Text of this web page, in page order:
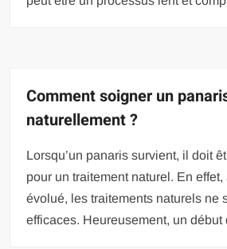
Comment soigner un
naturellement ?
Lorsqu’un panaris survient, il doit
pour un traitement naturel. En effet,
évolué, les traitements naturels ne
efficaces. Heureusement, un début